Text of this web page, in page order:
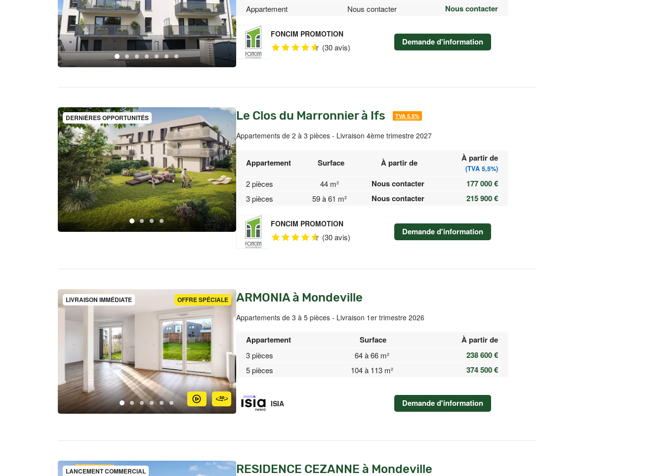
Appartement Nous contacter Nous contacter
FONCIM PROMOTION
(30 avis) Demande d'information
DERNIÈRES OPPORTUNITÉS Le Clos du Marronnier à Ifs TVA 5.5%
Appartements de 2 à 3 pièces - Livraison 4ème trimestre 2027
Appartement Surface À partir de À partir de
(TVA 5,5%)
2 pièces 44 m² Nous contacter 177 000 €
3 pièces 59 à 61 m² Nous contacter 215 900 €
FONCIM PROMOTION
(30 avis) Demande d'information
OFFRE SPÉCIALE
LIVRAISON IMMÉDIATE ARMONIA à Mondeville
Appartements de 3 à 5 pièces - Livraison 1er trimestre 2026
Appartement Surface À partir de
3 pièces 64 à 66 m² 238 600 €
5 pièces 104 à 113 m² 374 500 €
ISIA Demande d'information
LANCEMENT COMMERCIAL RESIDENCE CEZANNE à Mondeville